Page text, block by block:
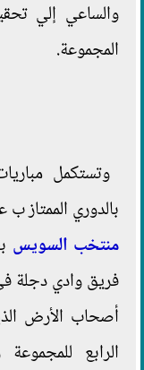
والساعي إلي
المجموعة.
وتستكمل
بالدوري
منتخب السويس
فريق وادي دجلة
أصحاب الأرض
الرابع